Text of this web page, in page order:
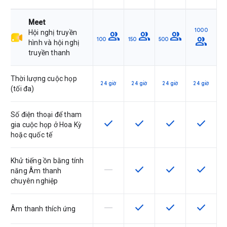
Meet
Hội nghị truyền
hình và hội nghị
truyền thanh
100 group 150 group 500 group 1000
group
Thời lượng cuộc họp
(tối đa)
24 giờ 24 giờ 24 giờ 24 giờ
Số điện thoại để tham
gia cuộc họp ở Hoa Kỳ
hoặc quốc tế
SKU có hỗ trợ tính năng này
check SKU có hỗ trợ tính năng
check SKU có hỗ trợ
check SKU có
check
Khử tiếng ồn bằng tính
năng Âm thanh
chuyên nghiệp
SKU này không hỗ trợ tính năng này
horizontal_rule SKU có hỗ trợ tính năng
check SKU có hỗ trợ
check SKU có
check
Âm thanh thích ứng SKU này không hỗ trợ tính năng này
horizontal_rule SKU có hỗ trợ tính năng
check SKU có hỗ trợ
check SKU có
check